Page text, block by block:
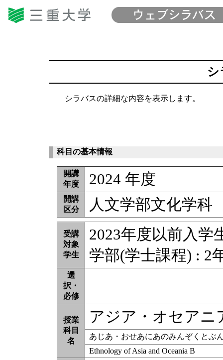
シ
シラバスの詳細な内容を表示します。
科目の基本情報
開講
年度
2024 年度
開講
区分
人文学部文化学科
受講
対象
学生
2023年度以前入学
学部(学士課程) : 2
選
択・
必修
授業
科目
名
アジア・オセアニ
あじあ・おせあにあのみんぞくとぶ
Ethnology of Asia and Oceania B